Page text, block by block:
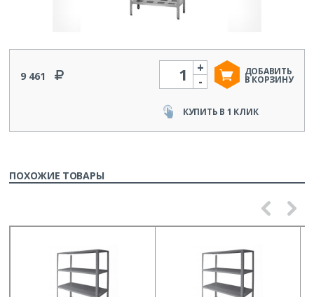
9 461
Количество
-
+ ДОБАВИТЬ
В КОРЗИНУ
КУПИТЬ В 1 КЛИК
ПОХОЖИЕ ТОВАРЫ